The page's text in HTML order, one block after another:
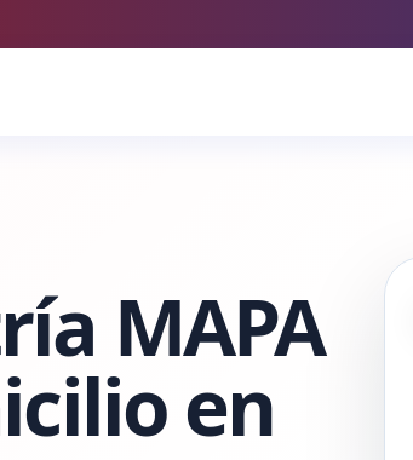
MAPA
en